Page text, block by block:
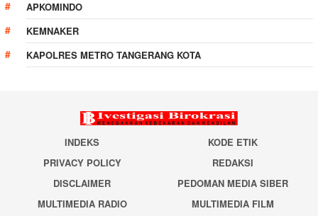
APKOMINDO
KEMNAKER
KAPOLRES METRO TANGERANG KOTA
INDEKS
KODE ETIK
PRIVACY POLICY
REDAKSI
DISCLAIMER
PEDOMAN MEDIA SIBER
MULTIMEDIA RADIO
MULTIMEDIA FILM